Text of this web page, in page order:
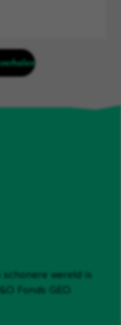
wereld is
Fonds GEO.